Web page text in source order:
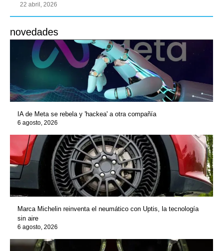
22 abril, 2026
novedades
IA de Meta se rebela y 'hackea' a otra compañía
6 agosto, 2026
Marca Michelin reinventa el neumático con Uptis, la tecnología
sin aire
6 agosto, 2026